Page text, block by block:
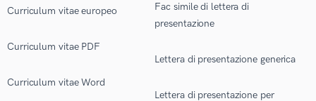
Curriculum vitae europeo
Curriculum vitae PDF
Curriculum vitae Word
Fac simile di lettera di
presentazione
Lettera di presentazione generica
Lettera di presentazione per